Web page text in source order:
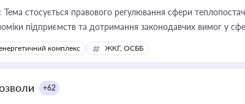
Тема стосується правового регулювання сфери
підприємств та дотримання законодавчих вимог у
комплекс ЖКГ, ОСББ
+62